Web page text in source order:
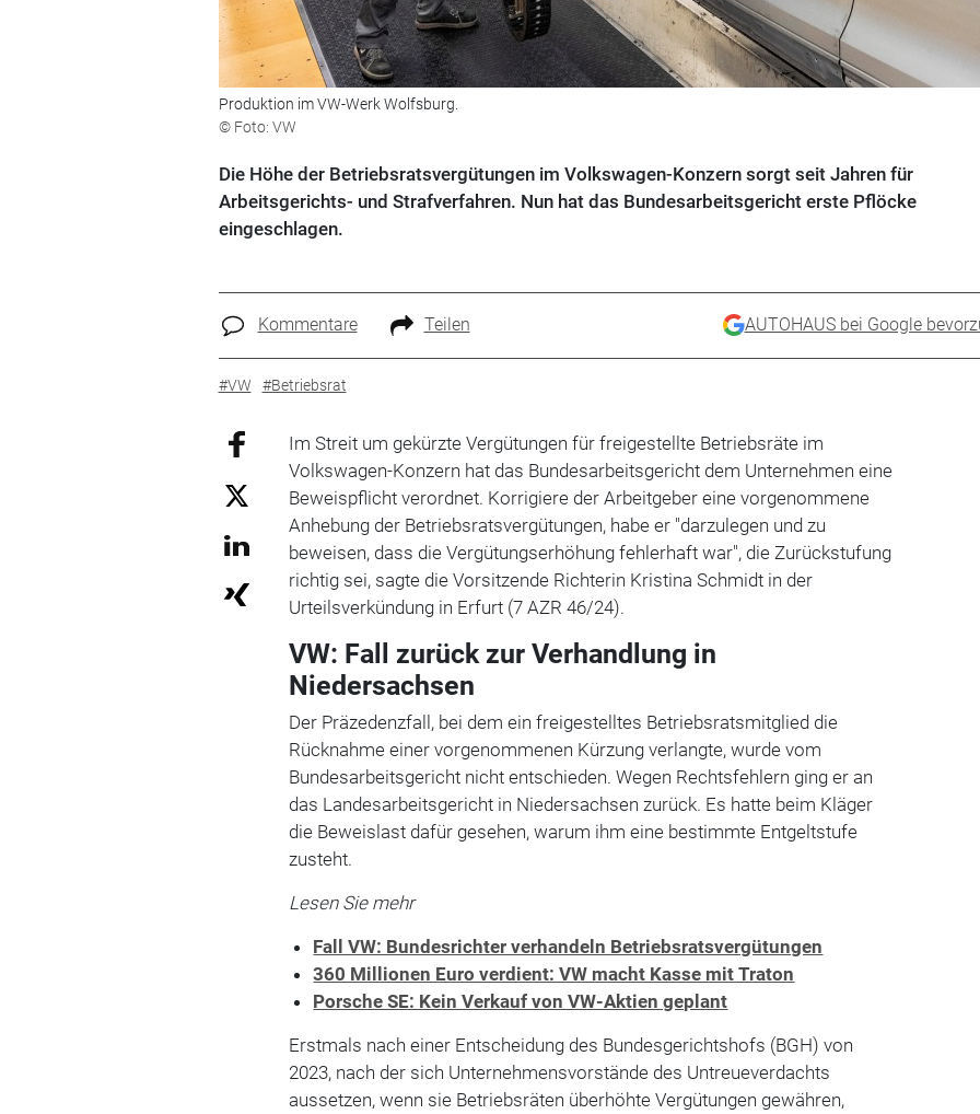
Produktion im VW-Werk Wolfsburg.
© Foto: VW
Die Höhe der Betriebsratsvergütungen im Volkswagen-Konzern sorgt seit Jahren für
Arbeitsgerichts- und Strafverfahren. Nun hat das Bundesarbeitsgericht erste Pflöcke
eingeschlagen.
Kommentare Teilen AUTOHAUS bei Google
#VW #Betriebsrat
Im Streit um gekürzte Vergütungen für freigestellte Betriebsräte im
Volkswagen-Konzern hat das Bundesarbeitsgericht dem Unternehmen eine
Beweispflicht verordnet. Korrigiere der Arbeitgeber eine vorgenommene
Anhebung der Betriebsratsvergütungen, habe er "darzulegen und zu
beweisen, dass die Vergütungserhöhung fehlerhaft war", die Zurückstufung
richtig sei, sagte die Vorsitzende Richterin Kristina Schmidt in der
Urteilsverkündung in Erfurt (7 AZR 46/24).
VW: Fall zurück zur Verhandlung in
Niedersachsen
Der Präzedenzfall, bei dem ein freigestelltes Betriebsratsmitglied die
Rücknahme einer vorgenommenen Kürzung verlangte, wurde vom
Bundesarbeitsgericht nicht entschieden. Wegen Rechtsfehlern ging er an
das Landesarbeitsgericht in Niedersachsen zurück. Es hatte beim Kläger
die Beweislast dafür gesehen, warum ihm eine bestimmte Entgeltstufe
zusteht.
Lesen Sie mehr
Fall VW: Bundesrichter verhandeln Betriebsratsvergütungen
360 Millionen Euro verdient: VW macht Kasse mit Traton
Porsche SE: Kein Verkauf von VW-Aktien geplant
Erstmals nach einer Entscheidung des Bundesgerichtshofs (BGH) von
2023, nach der sich Unternehmensvorstände des Untreueverdachts
aussetzen, wenn sie Betriebsräten überhöhte Vergütungen gewähren,